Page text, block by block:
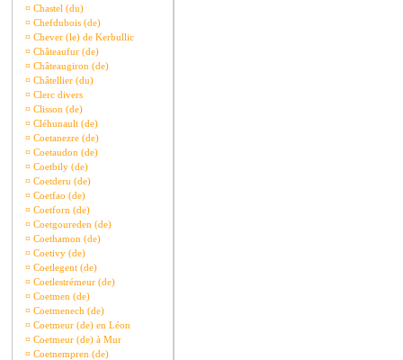
¤ Chastel (du)
¤ Chefdubois (de)
¤ Chever (le) de Kerbullic
¤ Châteaufur (de)
¤ Châteaugiron (de)
¤ Châtellier (du)
¤ Clerc divers
¤ Clisson (de)
¤ Cléhunault (de)
¤ Coetanezre (de)
¤ Coetaudon (de)
¤ Coetbily (de)
¤ Coetderu (de)
¤ Coetfao (de)
¤ Coetforn (de)
¤ Coetgoureden (de)
¤ Coethamon (de)
¤ Coetivy (de)
¤ Coetlegent (de)
¤ Coetlestrémeur (de)
¤ Coetmen (de)
¤ Coetmenech (de)
¤ Coetmeur (de) en Léon
¤ Coetmeur (de) à Mur
¤ Coetnempren (de)